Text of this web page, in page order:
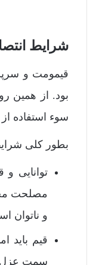
شرایط
قیمومت و
بود. از همین
سوء استفاده
بطور کلی
توانایی
مصلحت
و ناتوان
قیم باید
سمت عزل